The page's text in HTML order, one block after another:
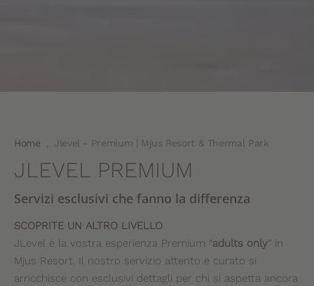
Home . Jlevel - Premium | Mjus Resort & Thermal Park
JLEVEL PREMIUM
Servizi esclusivi che fanno la differenza
SCOPRITE UN ALTRO LIVELLO
JLevel è la vostra esperienza Premium “adults only” in
Mjus Resort. Il nostro servizio attento e curato si
arricchisce con esclusivi dettagli per chi si aspetta ancora